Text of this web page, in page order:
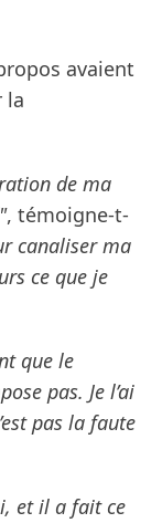
avaient
la
de ma
, témoigne-t-
canaliser ma
ce que je
que le
pas. Je l’ai
pas la faute
et il a fait ce